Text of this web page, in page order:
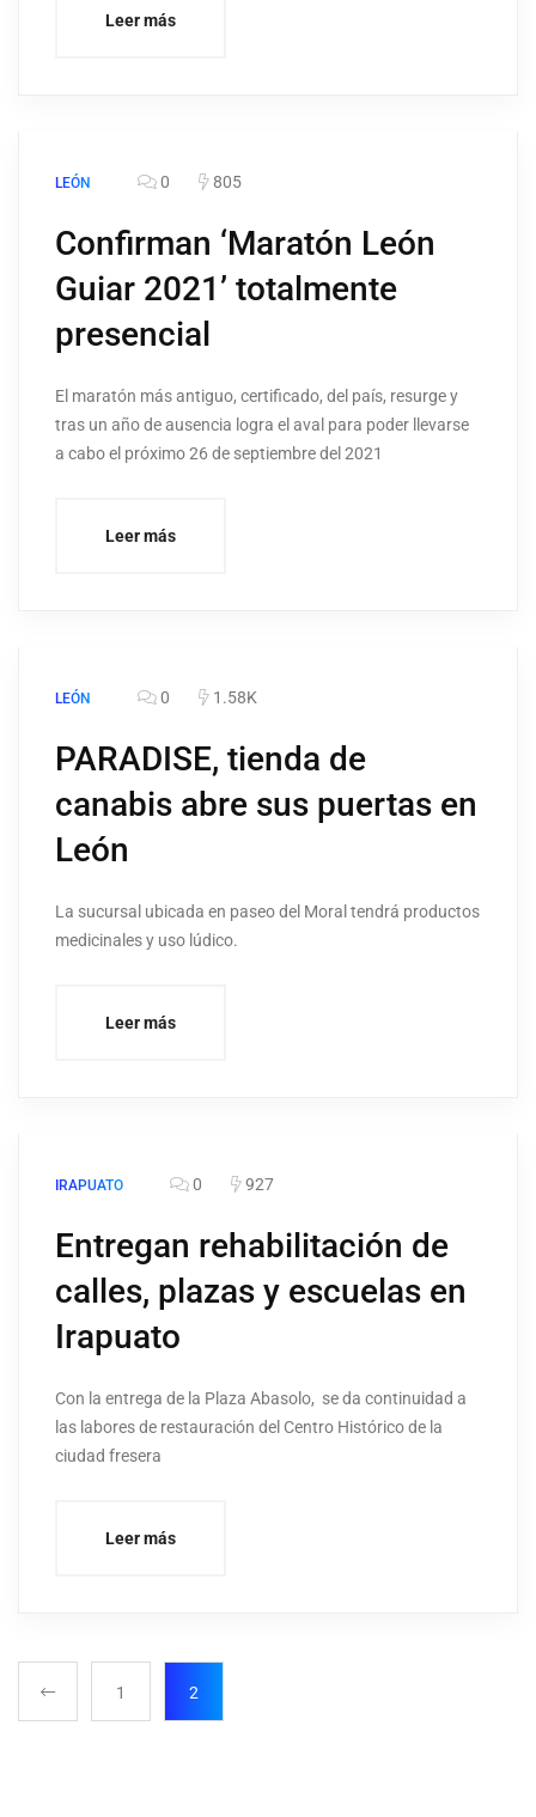
Leer más
LEÓN 0 805
Confirman ‘Maratón León
Guiar 2021’ totalmente
presencial
El maratón más antiguo, certificado, del país, resurge y
tras un año de ausencia logra el aval para poder llevarse
a cabo el próximo 26 de septiembre del 2021
Leer más
LEÓN 0 1.58K
PARADISE, tienda de
canabis abre sus puertas en
León
La sucursal ubicada en paseo del Moral tendrá productos
medicinales y uso lúdico.
Leer más
IRAPUATO 0 927
Entregan rehabilitación de
calles, plazas y escuelas en
Irapuato
Con la entrega de la Plaza Abasolo, se da continuidad a
las labores de restauración del Centro Histórico de la
ciudad fresera
Leer más
1 2